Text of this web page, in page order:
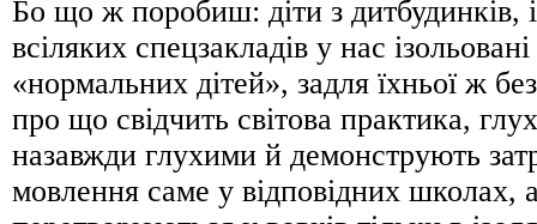
Бо що ж поробиш: діти з дитбудинків,
всіляких спецзакладів у нас
«нормальних дітей», задля їхньої ж
про що свідчить світова практика,
назавжди глухими й демонструють
мовлення саме у відповідних школах,